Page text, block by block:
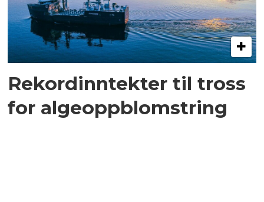
Rekordinntekter til tross
for algeoppblomstring